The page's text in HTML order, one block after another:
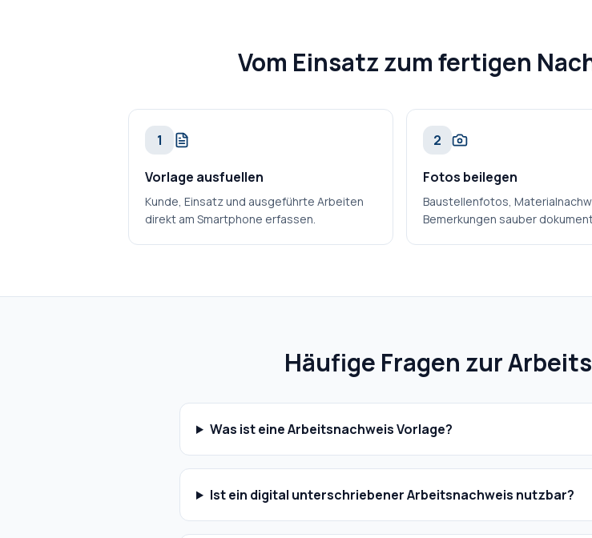
Vom Einsatz zum fertigen
1
Vorlage ausfuellen
Kunde, Einsatz und ausgeführte Arbeiten
direkt am Smartphone erfassen.
2
Fotos beilegen
Baustellenfotos,
Bemerkungen sauber
Häufige Fragen zur
Was ist eine Arbeitsnachweis Vorlage?
Ist ein digital unterschriebener Arbeitsnachweis nutzbar?